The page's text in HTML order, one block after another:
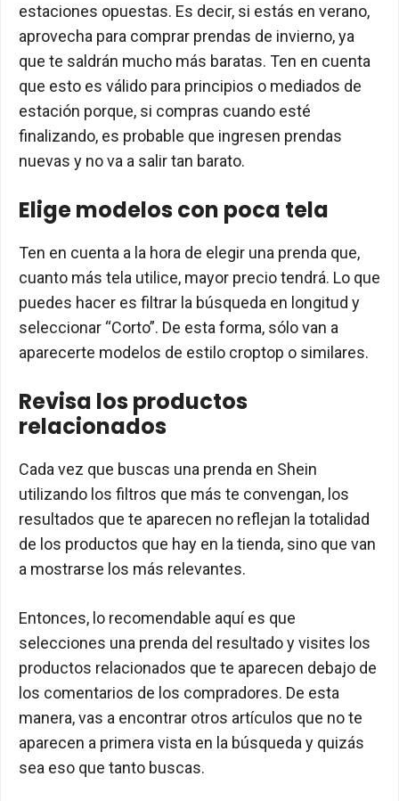
estaciones opuestas. Es decir, si estás en verano,
aprovecha para comprar prendas de invierno, ya
que te saldrán mucho más baratas. Ten en cuenta
que esto es válido para principios o mediados de
estación porque, si compras cuando esté
finalizando, es probable que ingresen prendas
nuevas y no va a salir tan barato.
Elige modelos con poca tela
Ten en cuenta a la hora de elegir una prenda que,
cuanto más tela utilice, mayor precio tendrá. Lo que
puedes hacer es filtrar la búsqueda en longitud y
seleccionar “Corto”. De esta forma, sólo van a
aparecerte modelos de estilo croptop o similares.
Revisa los productos
relacionados
Cada vez que buscas una prenda en Shein
utilizando los filtros que más te convengan, los
resultados que te aparecen no reflejan la totalidad
de los productos que hay en la tienda, sino que van
a mostrarse los más relevantes.
Entonces, lo recomendable aquí es que
selecciones una prenda del resultado y visites los
productos relacionados que te aparecen debajo de
los comentarios de los compradores. De esta
manera, vas a encontrar otros artículos que no te
aparecen a primera vista en la búsqueda y quizás
sea eso que tanto buscas.